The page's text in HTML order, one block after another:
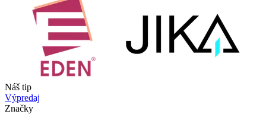
Náš tip
Výpredaj
Značky